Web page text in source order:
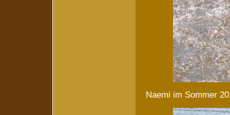
Naemi im Sommer